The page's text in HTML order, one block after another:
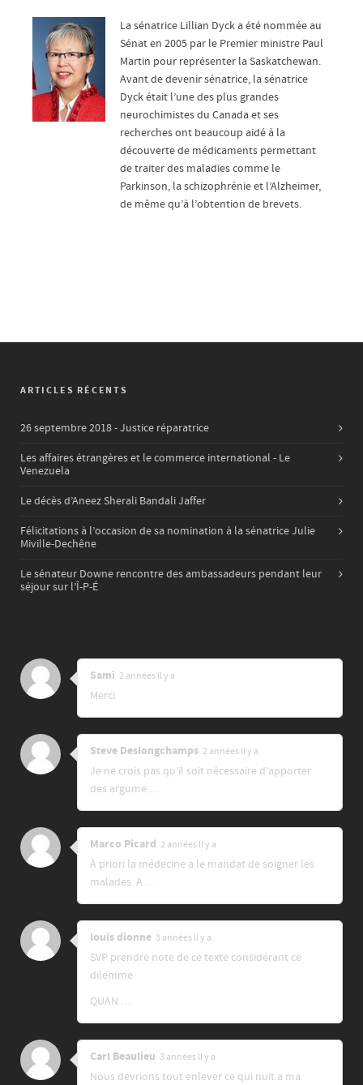
La sénatrice Lillian Dyck a été nommée au
Sénat en 2005 par le Premier ministre Paul
Martin pour représenter la Saskatchewan.
Avant de devenir sénatrice, la sénatrice
Dyck était l’une des plus grandes
neurochimistes du Canada et ses
recherches ont beaucoup aidé à la
découverte de médicaments permettant
de traiter des maladies comme le
Parkinson, la schizophrénie et l’Alzheimer,
de même qu’à l’obtention de brevets.
ARTICLES RÉCENTS
26 septembre 2018 - Justice réparatrice
Les affaires étrangères et le commerce international - Le
Venezuela
Le décès d’Aneez Sherali Bandali Jaffer
Félicitations à l’occasion de sa nomination à la sénatrice Julie
Miville-Dechêne
Le sénateur Downe rencontre des ambassadeurs pendant leur
séjour sur l’Î-P-É
Sami 2 années ll y a
Merci
Steve Deslongchamps 2 années ll y a
Je ne crois pas qu’il soit nécessaire d’apporter
des argume …
Marco Picard 2 années ll y a
À priori la médecine a le mandat de soigner les
malades. A …
louis dionne 3 années ll y a
SVP prendre note de ce texte considérant ce
dilemme
QUAN …
Carl Beaulieu 3 années ll y a
Nous devrions tout enlever ce qui nuit a ma